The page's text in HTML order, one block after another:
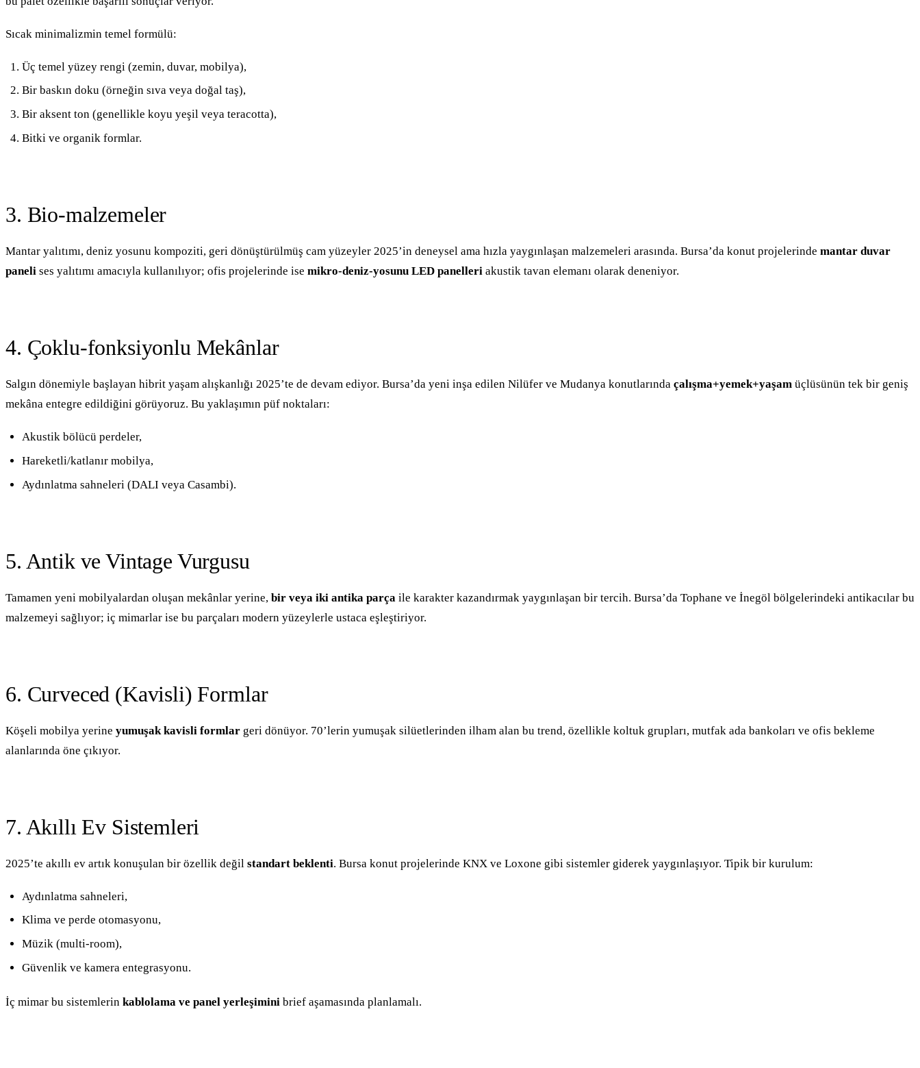
Sıcak minimalizmin temel formülü:
Üç temel yüzey rengi (zemin, duvar, mobilya),
Bir baskın doku (örneğin sıva veya doğal taş),
Bir aksent ton (genellikle koyu yeşil veya teracotta),
Bitki ve organik formlar.
3. Bio-malzemeler
Mantar yalıtımı, deniz yosunu kompoziti, geri dönüştürülmüş cam yüzeyler 2025’in deneysel ama hızla yaygınlaşan malzemeleri arasında. Bursa’da konut projelerinde mantar duvar
paneli ses yalıtımı amacıyla kullanılıyor; ofis projelerinde ise mikro-deniz-yosunu LED panelleri akustik tavan elemanı olarak deneniyor.
4. Çoklu-fonksiyonlu Mekânlar
Salgın dönemiyle başlayan hibrit yaşam alışkanlığı 2025’te de devam ediyor. Bursa’da yeni inşa edilen Nilüfer ve Mudanya konutlarında çalışma+yemek+yaşam üçlüsünün tek bir geniş
mekâna entegre edildiğini görüyoruz. Bu yaklaşımın püf noktaları:
Akustik bölücü perdeler,
Hareketli/katlanır mobilya,
Aydınlatma sahneleri (DALI veya Casambi).
5. Antik ve Vintage Vurgusu
Tamamen yeni mobilyalardan oluşan mekânlar yerine, bir veya iki antika parça ile karakter kazandırmak yaygınlaşan bir tercih. Bursa’da Tophane ve İnegöl bölgelerindeki antikacılar bu
malzemeyi sağlıyor; iç mimarlar ise bu parçaları modern yüzeylerle ustaca eşleştiriyor.
6. Curveced (Kavisli) Formlar
Köşeli mobilya yerine yumuşak kavisli formlar geri dönüyor. 70’lerin yumuşak silüetlerinden ilham alan bu trend, özellikle koltuk grupları, mutfak ada bankoları ve ofis bekleme
alanlarında öne çıkıyor.
7. Akıllı Ev Sistemleri
2025’te akıllı ev artık konuşulan bir özellik değil standart beklenti. Bursa konut projelerinde KNX ve Loxone gibi sistemler giderek yaygınlaşıyor. Tipik bir kurulum:
Aydınlatma sahneleri,
Klima ve perde otomasyonu,
Müzik (multi-room),
Güvenlik ve kamera entegrasyonu.
İç mimar bu sistemlerin kablolama ve panel yerleşimini brief aşamasında planlamalı.